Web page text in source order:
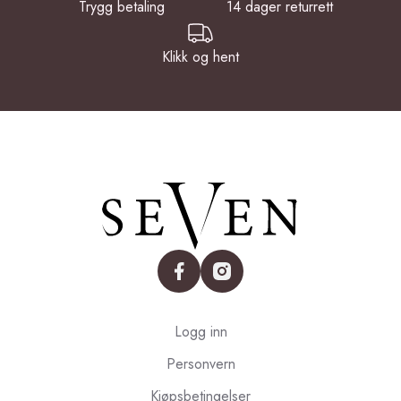
Trygg betaling 14 dager returrett
Klikk og hent
facebookinstagram
Logg inn
Personvern
Kjøpsbetingelser